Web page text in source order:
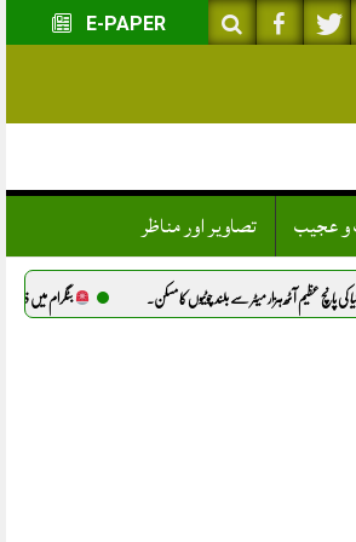
E-PAPER
عجیب تصاویر اور مناظر
ہزار میٹر سے بلند چوٹیوں کا مسکن. بٹگرام میں ذہنی معذور لڑکی سے